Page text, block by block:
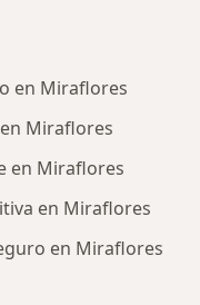
en Miraflores
Miraflores
en Miraflores
en Miraflores
en Miraflores